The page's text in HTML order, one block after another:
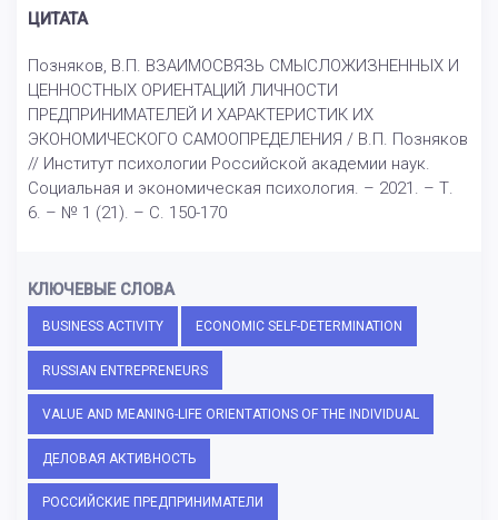
ЦИТАТА
Позняков, В.П. ВЗАИМОСВЯЗЬ СМЫСЛОЖИЗНЕННЫХ И
ЦЕННОСТНЫХ ОРИЕНТАЦИЙ ЛИЧНОСТИ
ПРЕДПРИНИМАТЕЛЕЙ И ХАРАКТЕРИСТИК ИХ
ЭКОНОМИЧЕСКОГО САМООПРЕДЕЛЕНИЯ / В.П. Позняков
// Институт психологии Российской академии наук.
Социальная и экономическая психология. – 2021. – Т.
6. – № 1 (21). – С. 150-170
КЛЮЧЕВЫЕ СЛОВА
BUSINESS ACTIVITY ECONOMIC SELF-DETERMINATION
RUSSIAN ENTREPRENEURS
VALUE AND MEANING-LIFE ORIENTATIONS OF THE INDIVIDUAL
ДЕЛОВАЯ АКТИВНОСТЬ
РОССИЙСКИЕ ПРЕДПРИНИМАТЕЛИ